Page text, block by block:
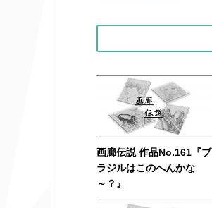
画廊伝説 作品No.161『ブ
ラジルはこのへんかな
～？』